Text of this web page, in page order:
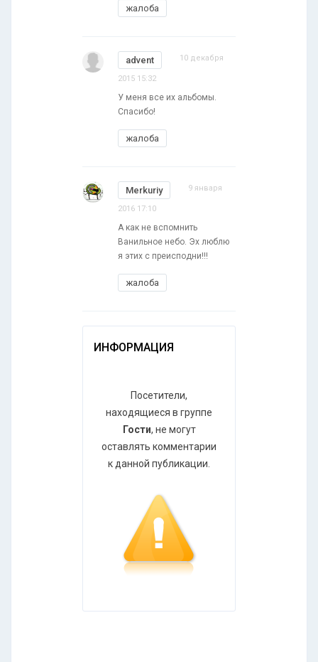
жалоба
advent 10 декабря
2015 15:32
У меня все их альбомы.
Спасибо!
жалоба
Merkuriy 9 января
2016 17:10
А как не вспомнить
Ванильное небо. Эх люблю
я этих с преисподни!!!
жалоба
ИНФОРМАЦИЯ
Посетители,
находящиеся в группе
Гости, не могут
оставлять комментарии
к данной публикации.